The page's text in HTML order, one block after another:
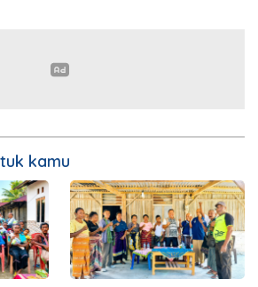
kamu